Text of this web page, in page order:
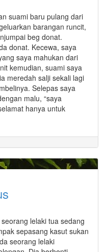
suami baru pulang dari
barangan runcit,
beg donat.
donat. Kecewa, saya
saya mahukan dari
kemudian, suami saya
meredah salji sekali lagi
Selepas saya
malu, “saya
hanya untuk
lelaki tua sedang
sepasang kasut sukan
seorang lelaki